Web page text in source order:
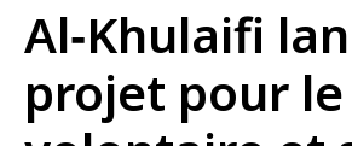
Al‑Khulaifi
projet pour